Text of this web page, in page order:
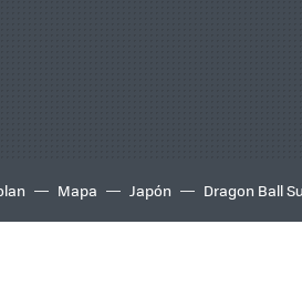
Mapa Japón Dragon Ball